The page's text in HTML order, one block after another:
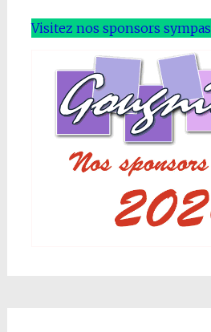
Visitez nos sponsors sympas